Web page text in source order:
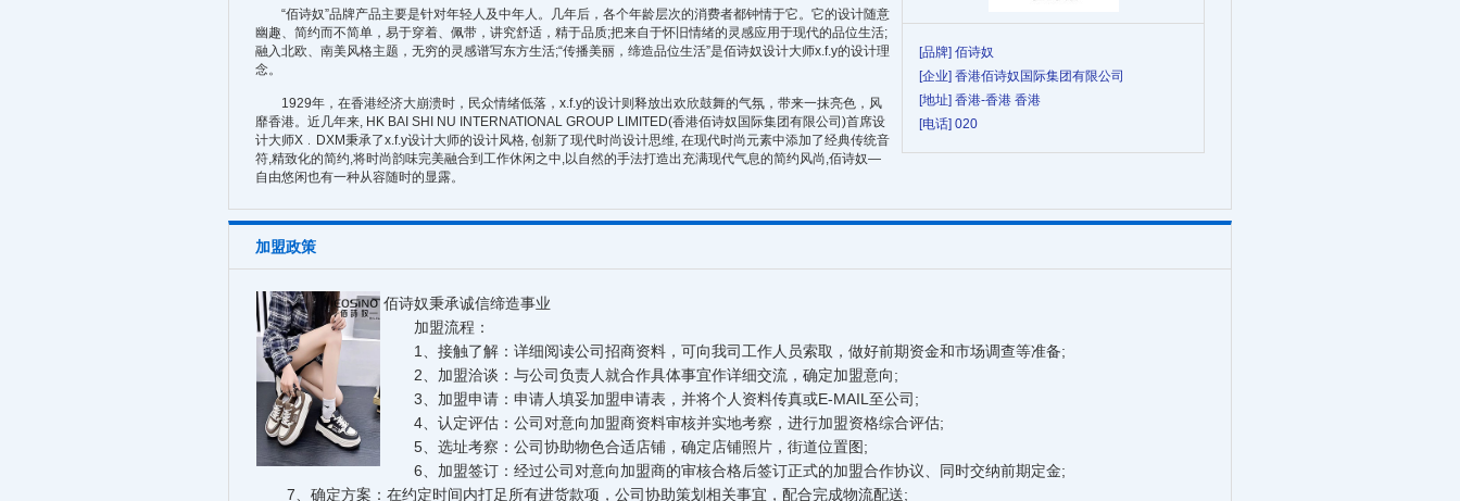
[品牌] 佰诗奴
[企业] 香港佰诗奴国际集团有限公司
[地址] 香港-香港 香港
[电话] 020
“佰诗奴”品牌产品主要是针对年轻人及中年人。几年后，各个年龄层次的消费者都钟情于它。它的设计随意
幽趣、简约而不简单，易于穿着、佩带，讲究舒适，精于品质;把来自于怀旧情绪的灵感应用于现代的品位生活;
融入北欧、南美风格主题，无穷的灵感谱写东方生活;“传播美丽，缔造品位生活”是佰诗奴设计大师x.f.y的设计理
念。
1929年，在香港经济大崩溃时，民众情绪低落，x.f.y的设计则释放出欢欣鼓舞的气氛，带来一抹亮色，风
靡香港。近几年来, HK BAI SHI NU INTERNATIONAL GROUP LIMITED(香港佰诗奴国际集团有限公司)首席设
计大师X﹒DXM秉承了x.f.y设计大师的设计风格, 创新了现代时尚设计思维, 在现代时尚元素中添加了经典传统音
符,精致化的简约,将时尚韵味完美融合到工作休闲之中,以自然的手法打造出充满现代气息的简约风尚,佰诗奴—
自由悠闲也有一种从容随时的显露。
加盟政策
佰诗奴秉承诚信缔造事业
加盟流程：
1、接触了解：详细阅读公司招商资料，可向我司工作人员索取，做好前期资金和市场调查等准备;
2、加盟洽谈：与公司负责人就合作具体事宜作详细交流，确定加盟意向;
3、加盟申请：申请人填妥加盟申请表，并将个人资料传真或E-MAIL至公司;
4、认定评估：公司对意向加盟商资料审核并实地考察，进行加盟资格综合评估;
5、选址考察：公司协助物色合适店铺，确定店铺照片，街道位置图;
6、加盟签订：经过公司对意向加盟商的审核合格后签订正式的加盟合作协议、同时交纳前期定金;
7、确定方案：在约定时间内打足所有进货款项，公司协助策划相关事宜，配合完成物流配送;